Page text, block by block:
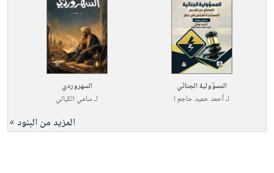
المسؤولية الجنائي
لـأحمد حميد حاجم ا
السهروردي
لـسامي الكيالي
المزيد من البنود »